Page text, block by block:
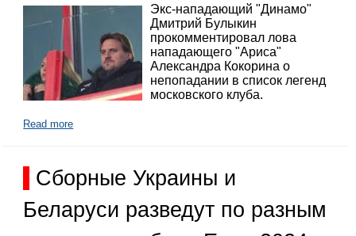
Экс-нападающий "Динамо"
Дмитрий Булыкин
прокомментировал лова
нападающего "Ариса"
Александра Кокорина о
непопадании в список легенд
московского клуба.
Read more
Сборные Украины и
Беларуси разведут по разным